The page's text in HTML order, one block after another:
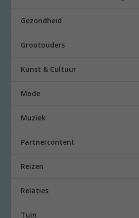
Gezondheid
Grootouders
Kunst & Cultuur
Mode
Muziek
Partnercontent
Reizen
Relaties
Tuin